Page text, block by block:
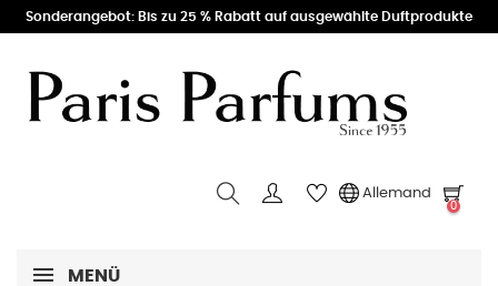
Sonderangebot: Bis zu 25 % Rabatt auf ausgewählte Duftprodukte
Allemand
0
MENÜ